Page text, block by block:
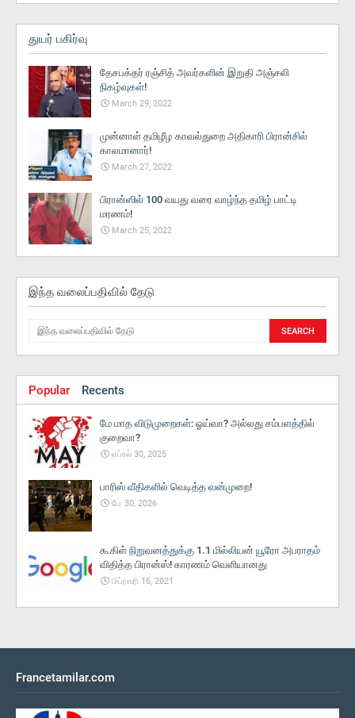
துயர் பகிர்வு
தேசபக்தர் ரஞ்சித் அவர்களின் இறுதி அஞ்சலி
நிகழ்வுகள்!
March 29, 2022
முன்னாள் தமிழீழ காவல்துறை அதிகாரி பிரான்சில்
காலமானார்!
March 27, 2022
பிரான்ஸில் 100 வயது வரை வாழ்ந்த தமிழ் பாட்டி
மரணம்!
March 25, 2022
இந்த வலைப்பதிவில் தேடு
Popular Recents
மே மாத விடுமுறைகள்: ஓய்வா? அல்லது சம்பளத்தில்
குறைவா?
ஏப்ரல் 30, 2025
பாரிஸ் வீதிகளில் வெடித்த வன்முறை!
மே 30, 2026
கூகிள் நிறுவனத்துக்கு 1.1 மில்லியன் யூரோ அபராதம்
விதித்த பிரான்ஸ்! காரணம் வெளியானது
பிப்ரவரி 16, 2021
Francetamilar.com